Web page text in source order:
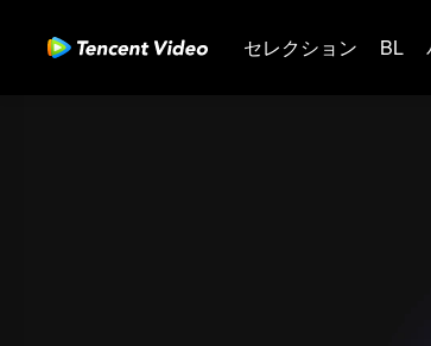
セレクション BL